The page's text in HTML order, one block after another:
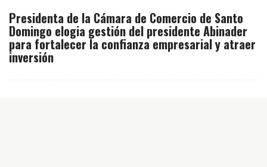
Presidenta de la Cámara de Comercio de Santo
Domingo elogia gestión del presidente Abinader
para fortalecer la confianza empresarial y atraer
inversión